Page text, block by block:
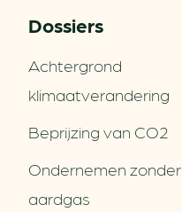
Dossiers
Achtergrond
klimaatverandering
Beprijzing van CO2
Ondernemen zonder
aardgas